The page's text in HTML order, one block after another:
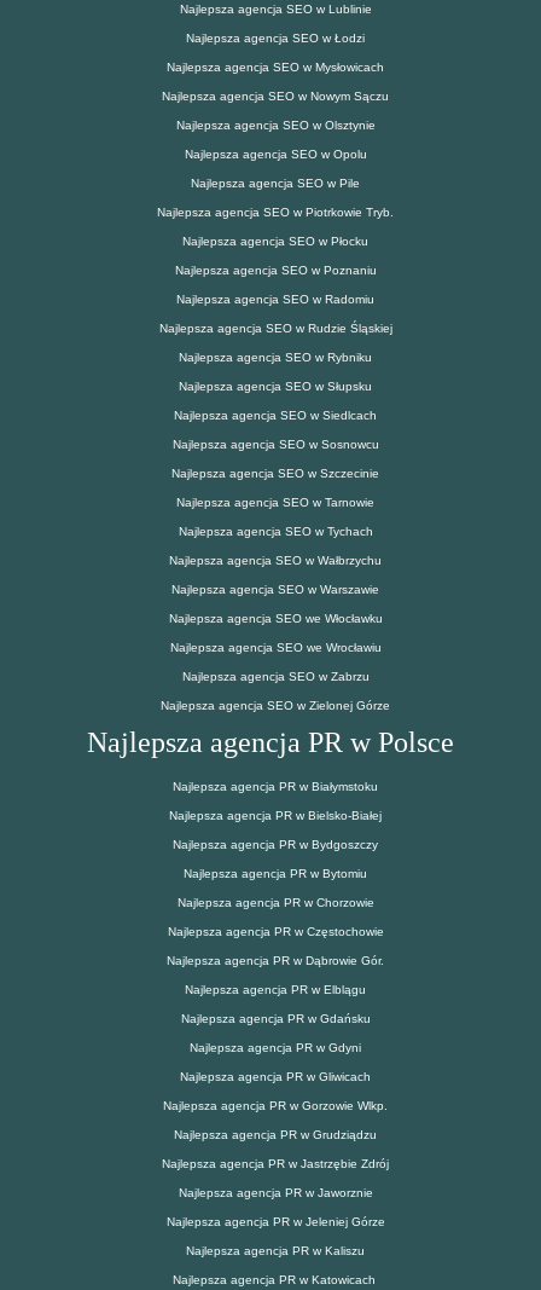
Najlepsza agencja SEO w Lublinie
Najlepsza agencja SEO w Łodzi
Najlepsza agencja SEO w Mysłowicach
Najlepsza agencja SEO w Nowym Sączu
Najlepsza agencja SEO w Olsztynie
Najlepsza agencja SEO w Opolu
Najlepsza agencja SEO w Pile
Najlepsza agencja SEO w Piotrkowie Tryb.
Najlepsza agencja SEO w Płocku
Najlepsza agencja SEO w Poznaniu
Najlepsza agencja SEO w Radomiu
Najlepsza agencja SEO w Rudzie Śląskiej
Najlepsza agencja SEO w Rybniku
Najlepsza agencja SEO w Słupsku
Najlepsza agencja SEO w Siedlcach
Najlepsza agencja SEO w Sosnowcu
Najlepsza agencja SEO w Szczecinie
Najlepsza agencja SEO w Tarnowie
Najlepsza agencja SEO w Tychach
Najlepsza agencja SEO w Wałbrzychu
Najlepsza agencja SEO w Warszawie
Najlepsza agencja SEO we Włocławku
Najlepsza agencja SEO we Wrocławiu
Najlepsza agencja SEO w Zabrzu
Najlepsza agencja SEO w Zielonej Górze
Najlepsza agencja PR w Polsce
Najlepsza agencja PR w Białymstoku
Najlepsza agencja PR w Bielsko-Białej
Najlepsza agencja PR w Bydgoszczy
Najlepsza agencja PR w Bytomiu
Najlepsza agencja PR w Chorzowie
Najlepsza agencja PR w Częstochowie
Najlepsza agencja PR w Dąbrowie Gór.
Najlepsza agencja PR w Elblągu
Najlepsza agencja PR w Gdańsku
Najlepsza agencja PR w Gdyni
Najlepsza agencja PR w Gliwicach
Najlepsza agencja PR w Gorzowie Wlkp.
Najlepsza agencja PR w Grudziądzu
Najlepsza agencja PR w Jastrzębie Zdrój
Najlepsza agencja PR w Jaworznie
Najlepsza agencja PR w Jeleniej Górze
Najlepsza agencja PR w Kaliszu
Najlepsza agencja PR w Katowicach